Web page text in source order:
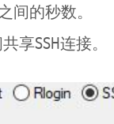
的秒数。
SSH连接。